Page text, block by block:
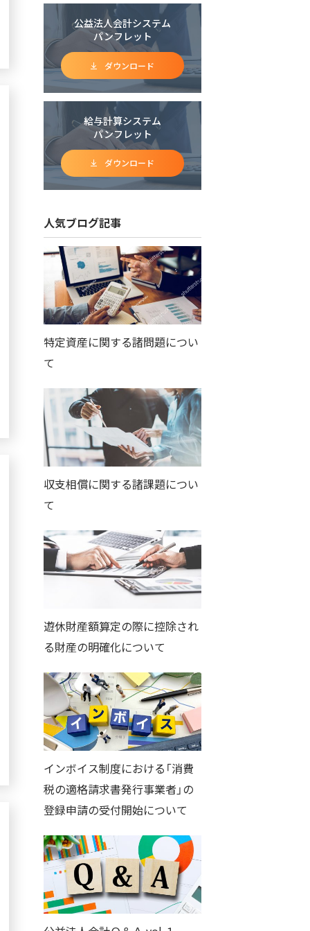
公益法人会計システム
パンフレット
ダウンロード
給与計算システム
パンフレット
ダウンロード
人気ブログ記事
特定資産に関する諸問題につい
て
収支相償に関する諸課題につい
て
遊休財産額算定の際に控除され
る財産の明確化について
インボイス制度における「消費
税の適格請求書発行事業者」の
登録申請の受付開始について